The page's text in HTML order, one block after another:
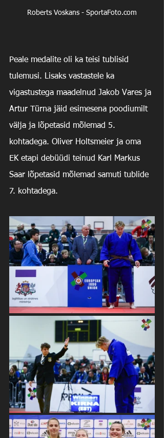
Roberts Voskans - SportaFoto.com
Peale medalite oli ka teisi tublisid
tulemusi. Lisaks vastastele ka
vigastustega maadelnud Jakob Vares ja
Artur Türna jäid esimesena poodiumilt
välja ja lõpetasid mõlemad 5.
kohtadega. Oliver Holtsmeier ja oma
EK etapi debüüdi teinud Karl Markus
Saar lõpetasid mõlemad samuti tublide
7. kohtadega.